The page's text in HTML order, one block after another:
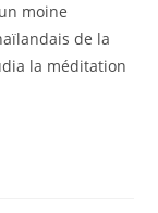
moine
de la
la méditation